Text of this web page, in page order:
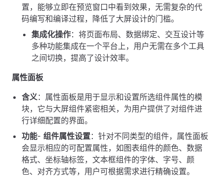
置，能够立即在预览窗口中看到效果，无需复杂的代
码编写和编译过程，降低了大屏设计的门槛。
集成化操作：将页面布局、数据绑定、交互设计等
多种功能集成在一个平台上，用户无需在多个工具
之间切换，提高了设计效率。
属性面板
含义 ：属性面板是用于显示和设置所选组件属性的模
块，它与大屏组件紧密相关，为用户提供了对组件进
行详细配置的界面。
功能- 组件属性设置：针对不同类型的组件，属性面板
会显示相应的可配置属性，如图表组件的颜色、数据
格式、坐标轴标签，文本框组件的字体、字号、颜
色、对齐方式等，用户可根据需求进行精确设置。